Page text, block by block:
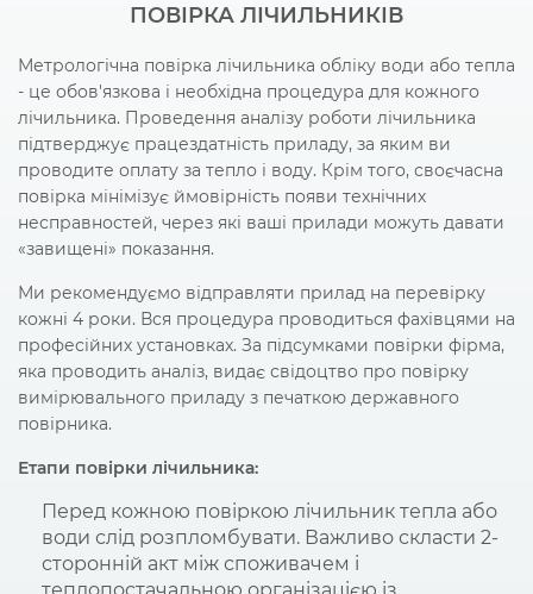
ПОВІРКА ЛІЧИЛЬНИКІВ
Метрологічна повірка лічильника обліку води або тепла
- це обов'язкова і необхідна процедура для кожного
лічильника. Проведення аналізу роботи лічильника
підтверджує працездатність приладу, за яким ви
проводите оплату за тепло і воду. Крім того, своєчасна
повірка мінімізує ймовірність появи технічних
несправностей, через які ваші прилади можуть давати
«завищені» показання.
Ми рекомендуємо відправляти прилад на перевірку
кожні 4 роки. Вся процедура проводиться фахівцями на
професійних установках. За підсумками повірки фірма,
яка проводить аналіз, видає свідоцтво про повірку
вимірювального приладу з печаткою державного
повірника.
Етапи повірки лічильника:
Перед кожною повіркою лічильник тепла або
води слід розпломбувати. Важливо скласти 2-
сторонній акт між споживачем і